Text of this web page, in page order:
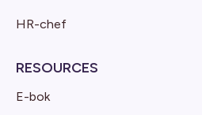
HR-chef
RESOURCES
E-bok